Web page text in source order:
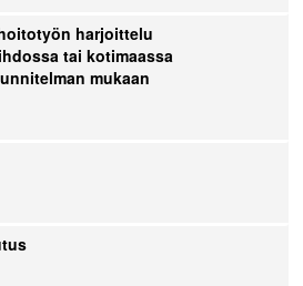
harjoittelu
tai kotimaassa
mukaan